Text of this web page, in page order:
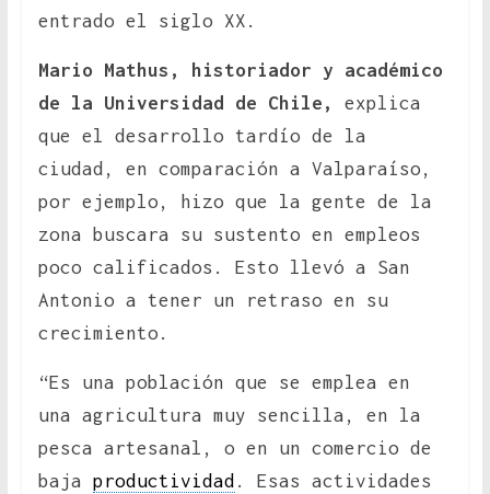
entrado el siglo XX.
Mario Mathus, historiador y académico
de la Universidad de Chile,
explica
que el desarrollo tardío de la
ciudad, en comparación a Valparaíso,
por ejemplo, hizo que la gente de la
zona buscara su sustento en empleos
poco calificados. Esto llevó a San
Antonio a tener un retraso en su
crecimiento.
“Es una población que se emplea en
una agricultura muy sencilla, en la
pesca artesanal, o en un comercio de
baja productividad . Esas actividades